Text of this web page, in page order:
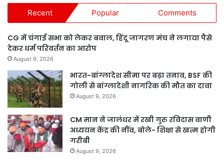
Recent Popular Comments
CG में चंगाई सभा को लेकर बवाल, हिंदू जागरण मंच ने लगाया पैसे
देकर धर्म परिवर्तन का आरोप
August 9, 2026
भारत-बांग्लादेश सीमा पर बढ़ा तनाव, BSF की
गोली से बांग्लादेशी नागरिक की मौत का दावा
August 9, 2026
CM मान ने जालंधर में रखी गुरु रविदास वाणी
अध्ययन केंद्र की नींव, बोले- शिक्षा से खत्म होगी
गरीबी
August 9, 2026